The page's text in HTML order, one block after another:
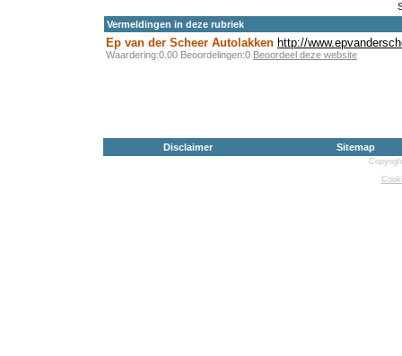
Vermeldingen in deze rubriek
Ep van der Scheer Autolakken http://
Waardering:0.00 Beoordelingen:0 Beoordeel deze website
Disclaimer Sitemap